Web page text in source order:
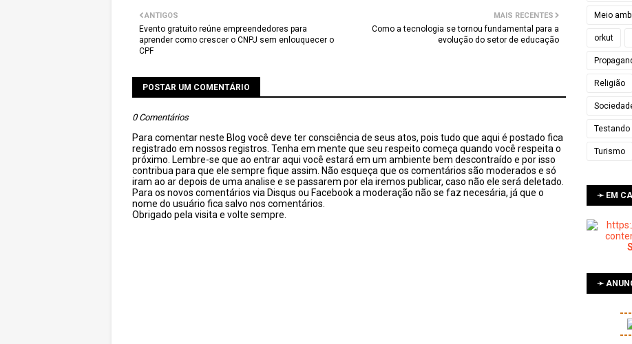
MAIS RECENTES
Como a tecnologia se tornou fundamental para a
evolução do setor de educação
ANTIGOS
Evento gratuito reúne empreendedores para
aprender como crescer o CNPJ sem enlouquecer o
CPF
POSTAR UM COMENTÁRIO
0 Comentários
Para comentar neste Blog você deve ter consciência de seus atos, pois tudo que aqui é postado fica
registrado em nossos registros. Tenha em mente que seu respeito começa quando você respeita o
próximo. Lembre-se que ao entrar aqui você estará em um ambiente bem descontraído e por isso
contribua para que ele sempre fique assim. Não esqueça que os comentários são moderados e só
iram ao ar depois de uma analise e se passarem por ela iremos publicar, caso não ele será deletado.
Para os novos comentários via Disqus ou Facebook a moderação não se faz necesária, já que o
nome do usuário fica salvo nos comentários.
Obrigado pela visita e volte sempre.
Meio
orkut
Religião
Testando
Turismo
➛ EM
➛